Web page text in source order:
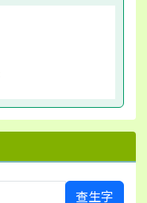
查生字